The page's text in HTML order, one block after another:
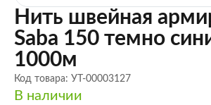
Нить швейная
Saba 150 темно
1000м
Код товара: УТ-00003127
В наличии